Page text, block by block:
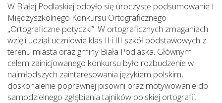
W Białej Podlaskiej odbyło się uroczyste podsumowanie I
Międzyszkolnego Konkursu Ortograficznego
„Ortograficzne potyczki”. W ortograficznych zmaganiach
wzięli udział uczniowie klas II i III szkół podstawowych z
terenu miasta oraz gminy Biała Podlaska. Głównym
celem zainicjowanego konkursu było rozbudzenie w
najmłodszych zainteresowania językiem polskim,
doskonalenie poprawnej pisowni oraz motywowanie do
samodzielnego zgłębiania tajników polskiej ortografii.